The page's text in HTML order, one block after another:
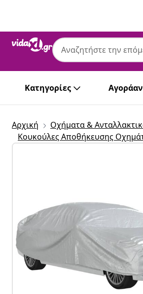
Κατηγορίες
Αρχική Οχήματα &
Κουκούλες Αποθήκευσης